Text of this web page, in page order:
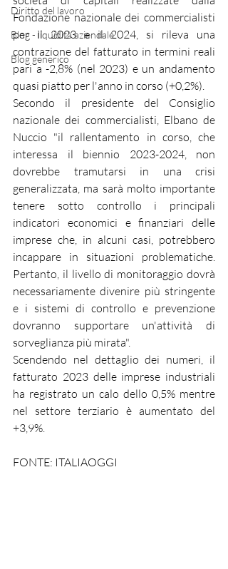
Diritto del lavoro
Blog - liquidità aziendale
Blog generico
Fondazione nazionale dei commercialisti
per il 2023 e il 2024, si rileva una
contrazione del fatturato in termini reali
pari a -2,8% (nel 2023) e un andamento
quasi piatto per l'anno in corso (+0,2%).
Secondo il presidente del Consiglio
nazionale dei commercialisti, Elbano de
Nuccio "il rallentamento in corso, che
interessa il biennio 2023-2024, non
dovrebbe tramutarsi in una crisi
generalizzata, ma sarà molto importante
tenere sotto controllo i principali
indicatori economici e finanziari delle
imprese che, in alcuni casi, potrebbero
incappare in situazioni problematiche.
Pertanto, il livello di monitoraggio dovrà
necessariamente divenire più stringente
e i sistemi di controllo e prevenzione
dovranno supportare un'attività di
sorveglianza più mirata".
fatturato 2023 delle imprese industriali
ha registrato un calo dello 0,5% mentre
nel settore terziario è aumentato del
+3,9%.
FONTE: ITALIAOGGI